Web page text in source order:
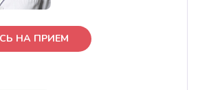
НА ПРИЕМ